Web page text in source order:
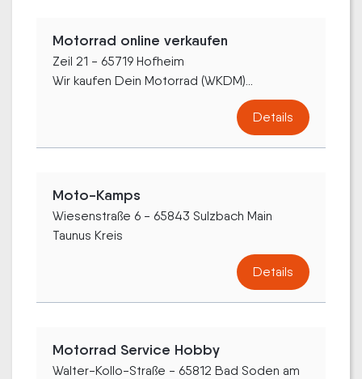
Motorrad online verkaufen
Zeil 21 - 65719 Hofheim
Wir kaufen Dein Motorrad (WKDM)...
Details
Moto-Kamps
Wiesenstraße 6 - 65843 Sulzbach Main
Taunus Kreis
Details
Motorrad Service Hobby
Walter-Kollo-Straße - 65812 Bad Soden am